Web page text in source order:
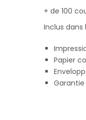
+ de 100
Inclus dans
Papier